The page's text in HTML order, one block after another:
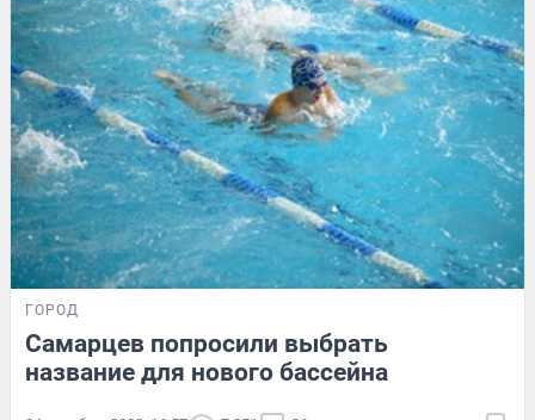
ГОРОД
Самарцев попросили выбрать
название для нового бассейна